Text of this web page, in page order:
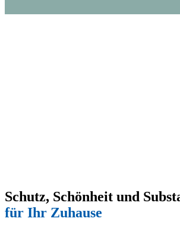
Schutz, Schönheit und
für Ihr Zuhause